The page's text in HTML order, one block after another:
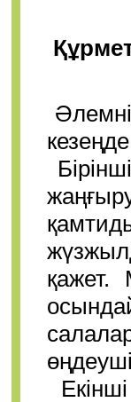
қажет.